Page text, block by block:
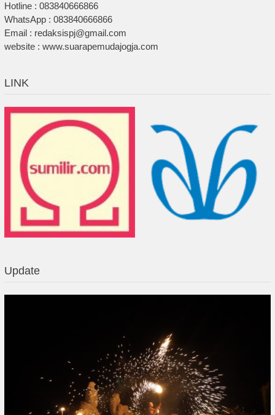
Hotline : 083840666866
WhatsApp : 083840666866
Email : redaksispj@gmail.com
website : www.suarapemudajogja.com
LINK
Update